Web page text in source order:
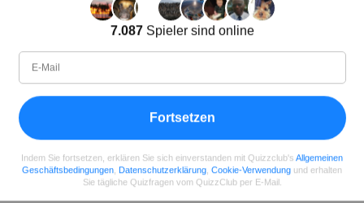
Level
99
Punktzahl
Teilenauf Facebook
7.087Spieler sind online
Fortsetzen
Indem Sie fortsetzen, erklären Sie sich einverstanden mit Quizzclub's Allgemeinen
Geschäftsbedingungen Datenschutzerklärung Cookie-Verwendung und erhalten
Sie tägliche Quizfragen vom QuizzClub per E-Mail.